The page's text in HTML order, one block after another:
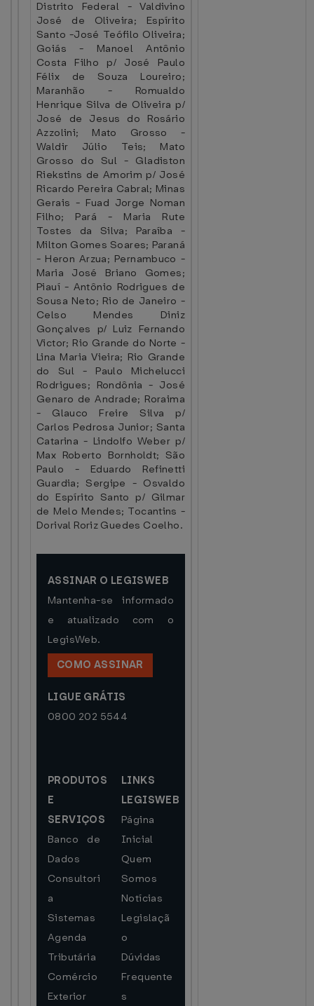
Distrito Federal - Valdivino
José de Oliveira; Espírito
Santo -José Teófilo Oliveira;
Goiás - Manoel Antônio
Costa Filho p/ José Paulo
Félix de Souza Loureiro;
Maranhão - Romualdo
Henrique Silva de Oliveira p/
José de Jesus do Rosário
Azzolini; Mato Grosso -
Waldir Júlio Teis; Mato
Grosso do Sul - Gladiston
Riekstins de Amorim p/ José
Ricardo Pereira Cabral; Minas
Gerais - Fuad Jorge Noman
Filho; Pará - Maria Rute
Tostes da Silva; Paraíba -
Milton Gomes Soares; Paraná
- Heron Arzua; Pernambuco -
Maria José Briano Gomes;
Piauí - Antônio Rodrigues de
Sousa Neto; Rio de Janeiro -
Celso Mendes Diniz
Gonçalves p/ Luiz Fernando
Victor; Rio Grande do Norte -
Lina Maria Vieira; Rio Grande
do Sul - Paulo Michelucci
Rodrigues; Rondônia - José
Genaro de Andrade; Roraima
- Glauco Freire Silva p/
Carlos Pedrosa Junior; Santa
Catarina - Lindolfo Weber p/
Max Roberto Bornholdt; São
Paulo - Eduardo Refinetti
Guardia; Sergipe - Osvaldo
do Espírito Santo p/ Gilmar
de Melo Mendes; Tocantins -
Dorival Roriz Guedes Coelho.
ASSINAR O LEGISWEB
Mantenha-se informado
e atualizado com o
LegisWeb.
COMO ASSINAR
LIGUE GRÁTIS
0800 202 5544
PRODUTOS
E
SERVIÇOS
Banco de
Dados
Consultori
a
Sistemas
Agenda
Tributária
Comércio
Exterior
LINKS
LEGISWEB
Página
Inicial
Quem
Somos
Notícias
Legislaçã
o
Dúvidas
Frequente
s